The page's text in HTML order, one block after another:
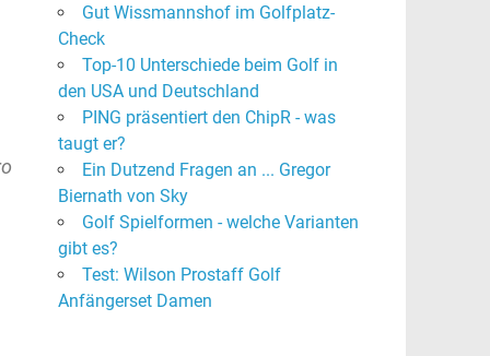
Gut Wissmannshof im Golfplatz-
Check
Top-10 Unterschiede beim Golf in
den USA und Deutschland
PING präsentiert den ChipR - was
taugt er?
Ein Dutzend Fragen an ... Gregor
Biernath von Sky
Golf Spielformen - welche Varianten
gibt es?
Test: Wilson Prostaff Golf
Anfängerset Damen